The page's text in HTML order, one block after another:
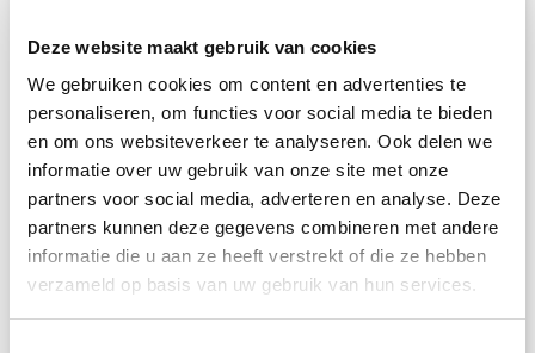
Deze website maakt gebruik van cookies
We gebruiken cookies om content en advertenties te
personaliseren, om functies voor social media te bieden
en om ons websiteverkeer te analyseren. Ook delen we
informatie over uw gebruik van onze site met onze
partners voor social media, adverteren en analyse. Deze
partners kunnen deze gegevens combineren met andere
informatie die u aan ze heeft verstrekt of die ze hebben
verzameld op basis van uw gebruik van hun services.
Onbewerkt
Borduren
3. Kies je maat